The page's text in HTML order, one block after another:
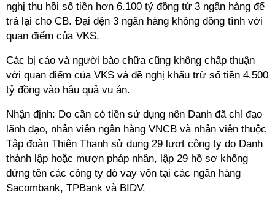
nghị thu hồi số tiền hơn 6.100 tỷ đồng từ 3 ngân hàng để
trả lại cho CB. Đại dện 3 ngân hàng không đồng tình với
quan điểm của VKS.
Các bị cáo và người bào chữa cũng không chấp thuận
với quan điểm của VKS và đề nghị khấu trừ số tiền 4.500
tỷ đồng vào hậu quả vụ án.
Nhận định: Do cần có tiền sử dụng nên Danh đã chỉ đạo
lãnh đạo, nhân viên ngân hàng VNCB và nhân viên thuộc
Tập đoàn Thiên Thanh sử dụng 29 lượt công ty do Danh
thành lập hoặc mượn pháp nhân, lập 29 hồ sơ khống
đứng tên các công ty đó vay vốn tại các ngân hàng
Sacombank, TPBank và BIDV.